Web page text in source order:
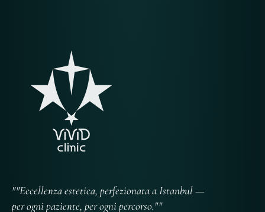
""Eccellenza estetica, perfezionata a Istanbul —
per ogni paziente, per ogni percorso.""